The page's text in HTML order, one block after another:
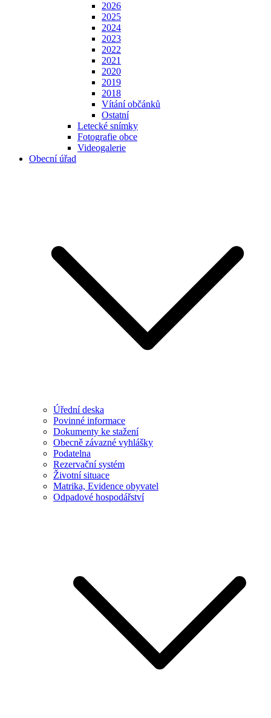
2026
2025
2024
2023
2022
2021
2020
2019
2018
Vítání občánků
Ostatní
Letecké snímky
Fotografie obce
Videogalerie
Obecní úřad
Úřední deska
Povinné informace
Dokumenty ke stažení
Obecně závazné vyhlášky
Podatelna
Rezervační systém
Životní situace
Matrika, Evidence obyvatel
Odpadové hospodářství